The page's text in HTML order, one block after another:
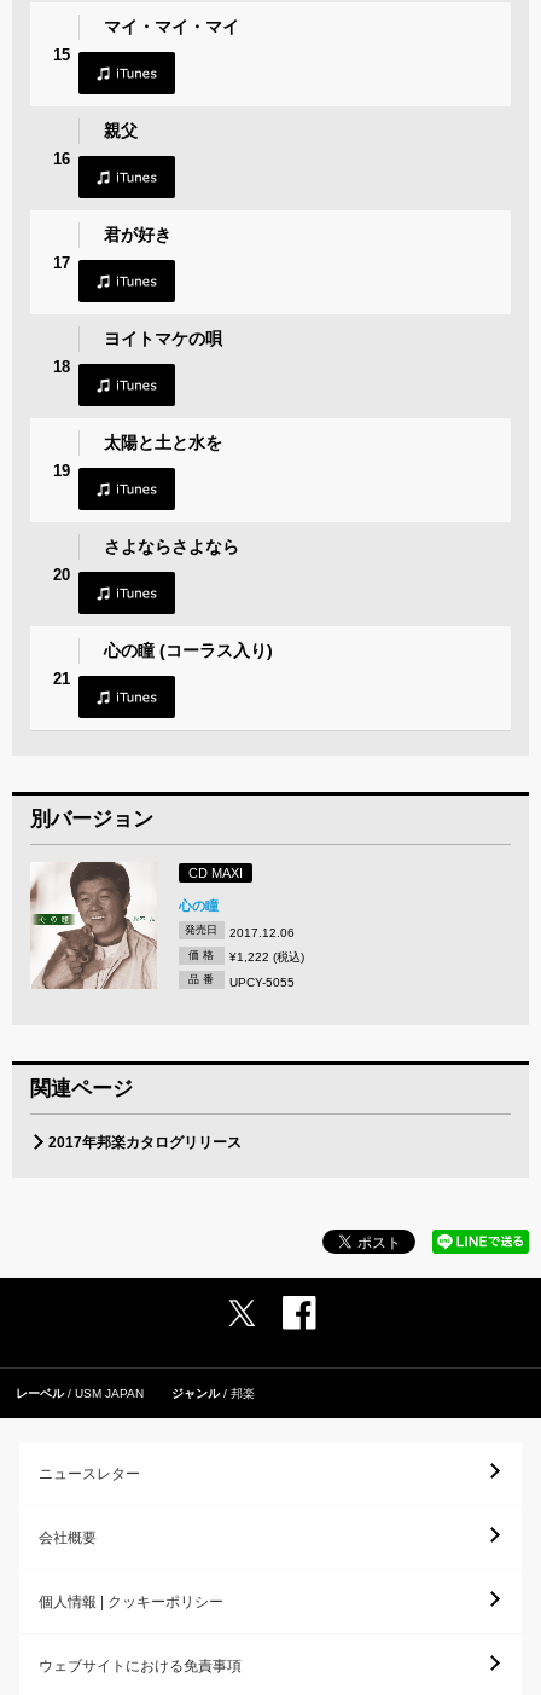
15
マイ・マイ・マイ
16
親父
17
君が好き
18
ヨイトマケの唄
19
太陽と土と水を
20
さよならさよなら
21
心の瞳 (コーラス入り)
別バージョン
CD MAXI
心の瞳
発売日 2017.12.06
価 格 ¥1,222 (税込)
品 番 UPCY-5055
関連ページ
2017年邦楽カタログリリース
レーベル USM JAPAN ジャンル 邦楽
ニュースレター
会社概要
個人情報 | クッキーポリシー
ウェブサイトにおける免責事項